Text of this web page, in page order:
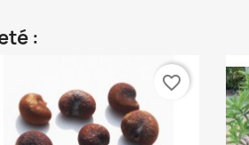
:
favorite_border